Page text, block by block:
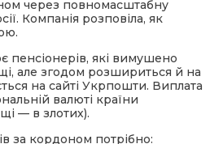
через повномасштабну
Компанія розповіла, як
пенсіонерів, які вимушено
але згодом розшириться й на
на сайті Укрпошти. Виплата
валюті країни
— в злотих).
за кордоном потрібно: